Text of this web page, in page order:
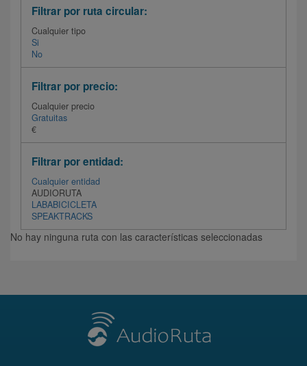
Filtrar por ruta circular:
Cualquier tipo
Si
No
Filtrar por precio:
Cualquier precio
Gratuitas
€
Filtrar por entidad:
Cualquier entidad
AUDIORUTA
LABABICICLETA
SPEAKTRACKS
No hay ninguna ruta con las características seleccionadas